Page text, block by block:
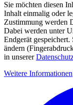
Sie möchten diesen
Inhalt einmalig oder
Zustimmung werden
Dabei werden unter
Endgerät
ändern
in unserer
Weitere Informationen